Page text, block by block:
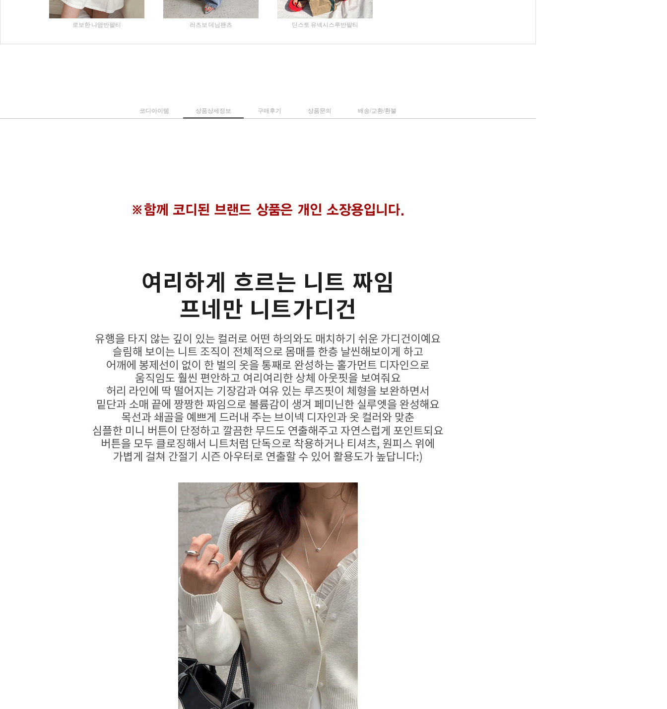
로보한 나염반팔티 러츠보 데님팬츠 딘스토 유넥시스루반팔티
코디아이템 상품상세정보 구매후기 상품문의 배송/교환/환불